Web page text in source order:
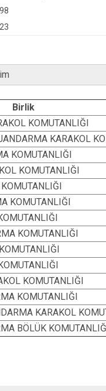
Birlik
KOMUTANLIĞI
KARAKOL
KOMUTANLIĞI
KOMUTANLIĞI
KOMUTANLIĞI
KOMUTANLIĞI
KOMUTANLIĞI
KOMUTANLIĞI
KARAKOL
BÖLÜK